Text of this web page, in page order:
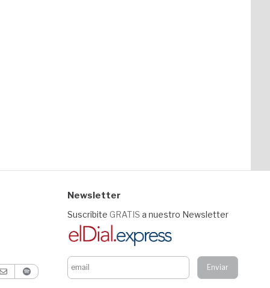
Newsletter
Suscribite GRATIS a nuestro Newsletter